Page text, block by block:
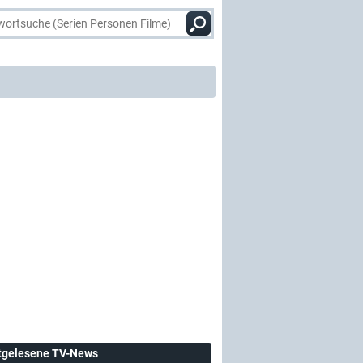
TV-News